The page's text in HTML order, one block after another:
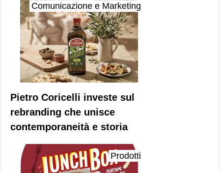
Comunicazione e Marketing
Pietro Coricelli investe sul
rebranding che unisce
contemporaneità e storia
Prodotti